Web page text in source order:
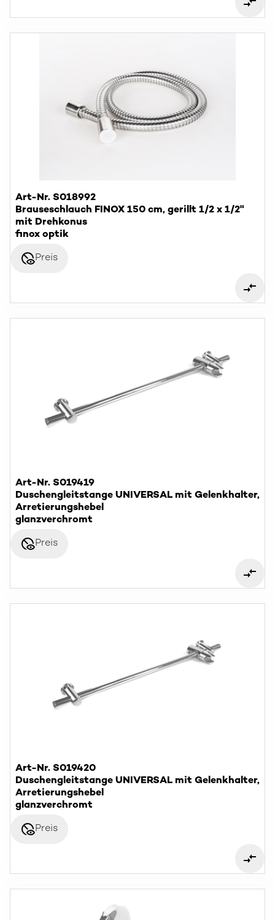
Art-Nr. S018992
Brauseschlauch FINOX 150 cm, gerillt 1/2 x 1/2"
mit Drehkonus
finox optik
disabled_visiblePreis
Art-Nr. S019419
Duschengleitstange UNIVERSAL mit Gelenkhalter,
Arretierungshebel
glanzverchromt
disabled_visiblePreis
Art-Nr. S019420
Duschengleitstange UNIVERSAL mit Gelenkhalter,
Arretierungshebel
glanzverchromt
disabled_visiblePreis